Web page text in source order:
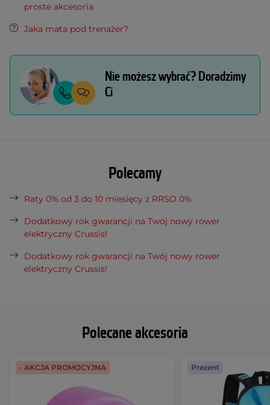
Polecane akcesoria
- AKCJA PROMOCYJNA Prezent
proste akcesoria
Jaka mata pod trenażer?
Nie możesz wybrać? Doradzimy
Ci
Polecamy
Raty 0% od 3 do 10 miesięcy z RRSO 0%
Dodatkowy rok gwarancji na Twój nowy rower
elektryczny Crussis!
Dodatkowy rok gwarancji na Twój nowy rower
elektryczny Crussis!